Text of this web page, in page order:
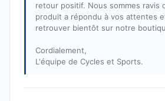
retour positif. Nous sommes ravis
produit a répondu à vos attentes
retrouver bientôt sur notre
Cordialement,
L'équipe de Cycles et Sports.